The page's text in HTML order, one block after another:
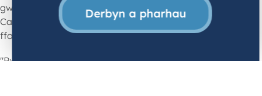
gwych a bywyd nos, gyda dinasoedd mawr
Caerdydd ac Abertawe ychydig i lawr y
ffordd.
"Rwyf wrth fy modd yn byw a gweithio yng
Derbyn a pharhau